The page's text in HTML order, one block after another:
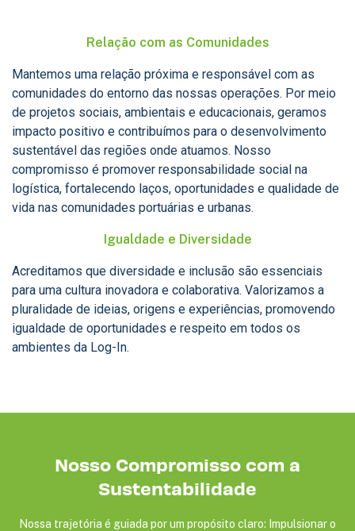
Relação com as Comunidades
Mantemos uma relação próxima e responsável com as
comunidades do entorno das nossas operações. Por meio
de projetos sociais, ambientais e educacionais, geramos
impacto positivo e contribuímos para o desenvolvimento
sustentável das regiões onde atuamos. Nosso
compromisso é promover responsabilidade social na
logística, fortalecendo laços, oportunidades e qualidade de
vida nas comunidades portuárias e urbanas.
Igualdade e Diversidade
Acreditamos que diversidade e inclusão são essenciais
para uma cultura inovadora e colaborativa. Valorizamos a
pluralidade de ideias, origens e experiências, promovendo
igualdade de oportunidades e respeito em todos os
ambientes da Log-In.
Nosso Compromisso com a
Sustentabilidade
Nossa trajetória é guiada por um propósito claro: Impulsionar o